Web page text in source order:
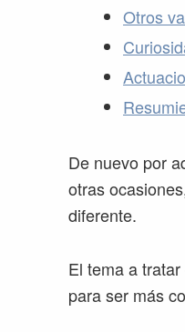
Otros
De nuevo por
otras
diferente.
El tema a
para ser más